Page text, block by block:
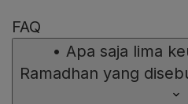
FAQ
• Apa saja lima
Ramadhan yang